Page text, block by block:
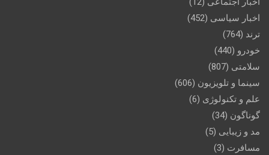
اخبار سیاسی (452)
ترند (764)
خودرو (440)
سلامتی (807)
سینما و تلویزیون (606)
علم و تکنولوژی (6)
گوناگون (34)
مد و زیبایی (5)
مسافرت (3)